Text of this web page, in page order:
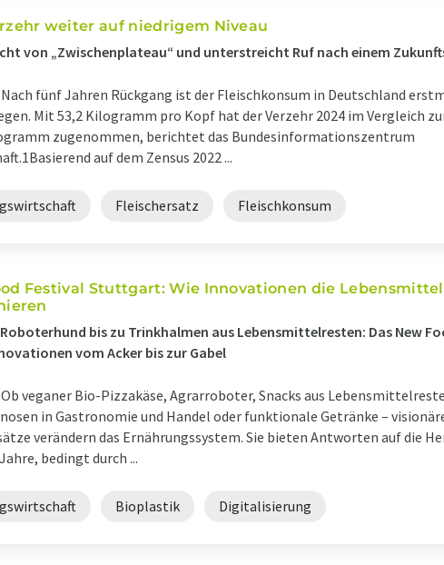
weiter auf niedrigem Niveau
von „Zwischenplateau“ und unterstreicht Ruf nach einem
Nach fünf Jahren Rückgang ist der Fleischkonsum in Deutschland
Mit 53,2 Kilogramm pro Kopf hat der Verzehr 2024 im Vergleich
zugenommen, berichtet das Bundesinformationszentrum
auf dem Zensus 2022 ...
Fleischersatz Fleischkonsum
Festival Stuttgart: Wie Innovationen die
bis zu Trinkhalmen aus Lebensmittelresten: Das New
vom Acker bis zur Gabel
Ob veganer Bio-Pizzakäse, Agrarroboter, Snacks aus
in Gastronomie und Handel oder funktionale Getränke –
verändern das Ernährungssystem. Sie bieten Antworten auf die
bedingt durch ...
Bioplastik Digitalisierung